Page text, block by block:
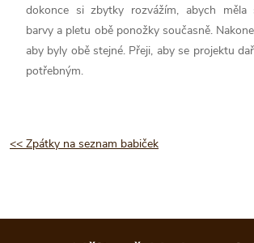
dokonce si zbytky rozvážím, abych měla
barvy a pletu obě ponožky současně.
aby byly obě stejné. Přeji, aby se projektu
potřebným.
<< Zpátky na seznam babiček